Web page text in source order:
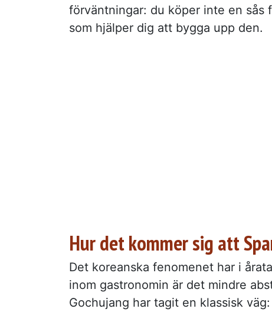
förväntningar: du köper inte en
som hjälper dig att bygga upp den.
Hur det kommer sig att
Det koreanska fenomenet har i
inom gastronomin är det mindre
Gochujang har tagit en klassisk